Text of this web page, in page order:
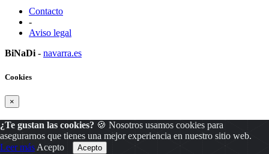
Contacto
-
Aviso legal
BiNaDi - navarra.es
¿Te gustan las cookies? 🍪 Nosotros usamos cookies para
asegurarnos que tienes una mejor experiencia en nuestro sitio web.
Leer más Acepto
Cookies
×